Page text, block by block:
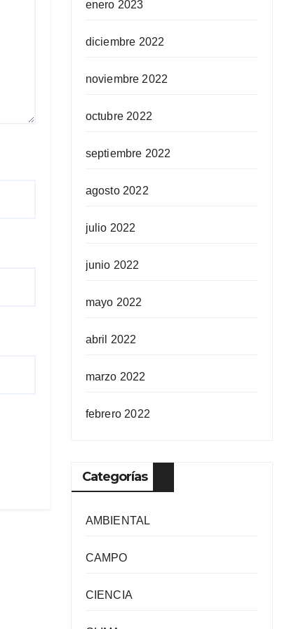
enero 2023
diciembre 2022
noviembre 2022
octubre 2022
septiembre 2022
agosto 2022
julio 2022
junio 2022
mayo 2022
abril 2022
marzo 2022
febrero 2022
Categorías
AMBIENTAL
CAMPO
CIENCIA